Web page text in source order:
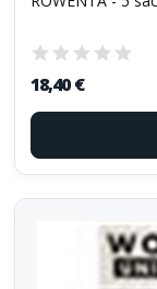
18,40 €